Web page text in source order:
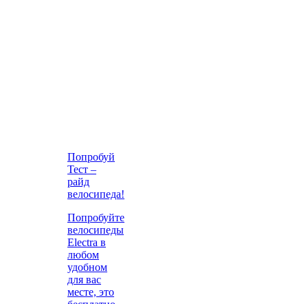
Попробуй
Тест –
райд
велосипеда!
Попробуйте
велосипеды
Electra в
любом
удобном
для вас
месте, это